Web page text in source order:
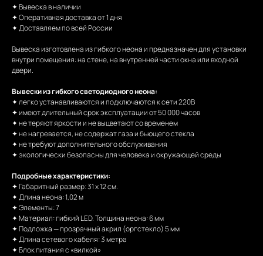
✦ Вывеска в наличии
✦ Оперативная доставка от 1 дня
✦ Доставляем по всей России
Вывеска изготовлена из гибкого неона и предназначен для установки
внутри помещения: на стене, на внутренней части окна или входной
двери.
Вывески из гибкого светодиодного неона:
✦ легко устанавливаются и подключаются к сети 220В
✦ имеют длительный срок эксплуатации от 50 000 часов
✦ не теряют яркости и не выцветают со временем
✦ не нагревается, не содержат газа и бьющего стекла
✦ не требуют дополнительного обслуживания
✦ экологически безопасны для человека и окружающей среды
Подробные характеристики:
✦ Габаритный размер: 31 х 12 см.
✦ Длина неона: 1,02 м
✦ Элементы: 7
✦ Материал: гибкий LED. Толщина неона: 6 мм
✦ Подложка — прозрачный акрил (оргстекло) 5 мм
✦ Длина сетевого кабеля: 3 метра
✦ Блок питания с «вилкой»